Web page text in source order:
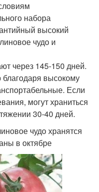
набора
высокий
чудо и
через 145-150 дней.
высокому
Если
могут храниться
30-40 дней.
чудо хранятся
в октябре